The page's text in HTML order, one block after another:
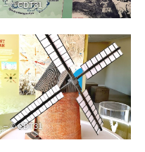
– © CDT31
– © CDT31